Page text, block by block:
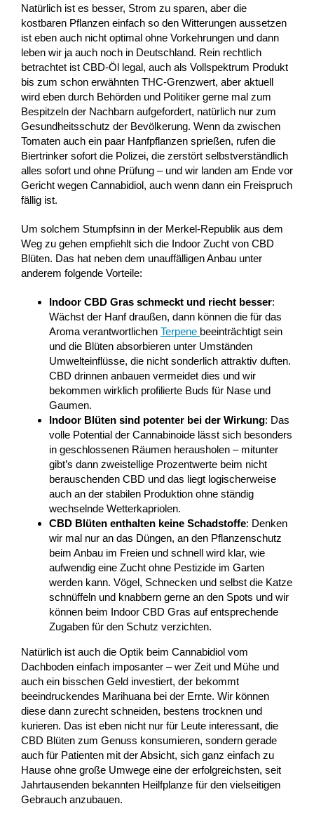
Natürlich ist es besser, Strom zu sparen, aber die
kostbaren Pflanzen einfach so den Witterungen aussetzen
ist eben auch nicht optimal ohne Vorkehrungen und dann
leben wir ja auch noch in Deutschland. Rein rechtlich
betrachtet ist CBD-Öl legal, auch als Vollspektrum Produkt
bis zum schon erwähnten THC-Grenzwert, aber aktuell
wird eben durch Behörden und Politiker gerne mal zum
Bespitzeln der Nachbarn aufgefordert, natürlich nur zum
Gesundheitsschutz der Bevölkerung. Wenn da zwischen
Tomaten auch ein paar Hanfpflanzen sprießen, rufen die
Biertrinker sofort die Polizei, die zerstört selbstverständlich
alles sofort und ohne Prüfung – und wir landen am Ende vor
Gericht wegen Cannabidiol, auch wenn dann ein Freispruch
fällig ist.
Um solchem Stumpfsinn in der Merkel-Republik aus dem
Weg zu gehen empfiehlt sich die Indoor Zucht von CBD
Blüten. Das hat neben dem unauffälligen Anbau unter
anderem folgende Vorteile:
Indoor CBD Gras schmeckt und riecht besser:
Wächst der Hanf draußen, dann können die für das
Aroma verantwortlichen Terpene beeinträchtigt sein
und die Blüten absorbieren unter Umständen
Umwelteinflüsse, die nicht sonderlich attraktiv duften.
CBD drinnen anbauen vermeidet dies und wir
bekommen wirklich profilierte Buds für Nase und
Gaumen.
Indoor Blüten sind potenter bei der Wirkung: Das
volle Potential der Cannabinoide lässt sich besonders
in geschlossenen Räumen herausholen – mitunter
gibt’s dann zweistellige Prozentwerte beim nicht
berauschenden CBD und das liegt logischerweise
auch an der stabilen Produktion ohne ständig
wechselnde Wetterkapriolen.
CBD Blüten enthalten keine Schadstoffe: Denken
wir mal nur an das Düngen, an den Pflanzenschutz
beim Anbau im Freien und schnell wird klar, wie
aufwendig eine Zucht ohne Pestizide im Garten
werden kann. Vögel, Schnecken und selbst die Katze
schnüffeln und knabbern gerne an den Spots und wir
können beim Indoor CBD Gras auf entsprechende
Zugaben für den Schutz verzichten.
Natürlich ist auch die Optik beim Cannabidiol vom
Dachboden einfach imposanter – wer Zeit und Mühe und
auch ein bisschen Geld investiert, der bekommt
beeindruckendes Marihuana bei der Ernte. Wir können
diese dann zurecht schneiden, bestens trocknen und
kurieren. Das ist eben nicht nur für Leute interessant, die
CBD Blüten zum Genuss konsumieren, sondern gerade
auch für Patienten mit der Absicht, sich ganz einfach zu
Hause ohne große Umwege eine der erfolgreichsten, seit
Jahrtausenden bekannten Heilfplanze für den vielseitigen
Gebrauch anzubauen.